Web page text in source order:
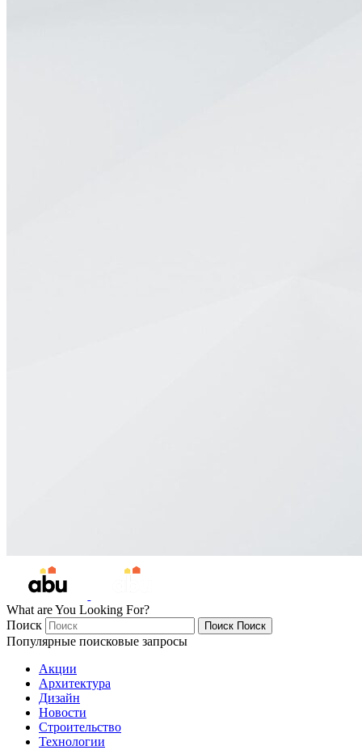
What are You Looking For?
Поиск
Поиск Поиск
Популярные поисковые запросы
Акции
Архитектура
Дизайн
Новости
Строительство
Технологии